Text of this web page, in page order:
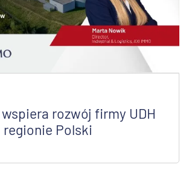
wspiera rozwój firmy UDH
Polski